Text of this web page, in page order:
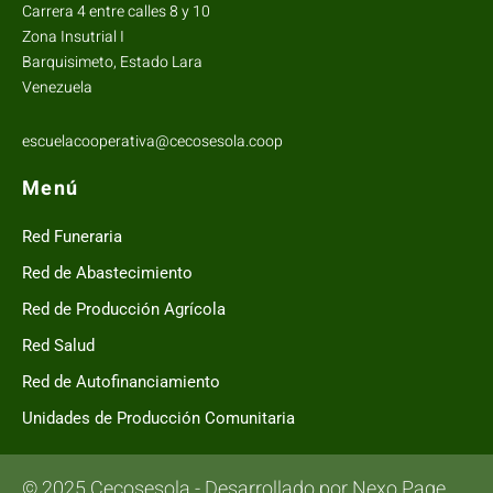
Carrera 4 entre calles 8 y 10
Zona Insutrial I
Barquisimeto, Estado Lara
Venezuela
escuelacooperativa@cecosesola.coop
Menú
Red Funeraria
Red de Abastecimiento
Red de Producción Agrícola
Red Salud
Red de Autofinanciamiento
Unidades de Producción Comunitaria